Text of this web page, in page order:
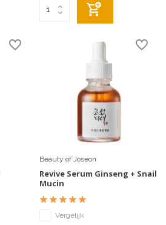
Beauty of Joseon
Revive Serum Ginseng + Snail
Mucin
Vergelijk